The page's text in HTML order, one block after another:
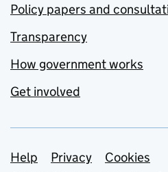
Policy papers and
Transparency
How government works
Get involved
Support links
Help Privacy
Cookies